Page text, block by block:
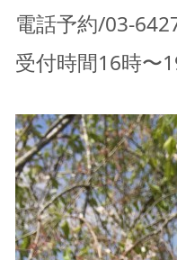
電話予約/03-
受付時間16時〜